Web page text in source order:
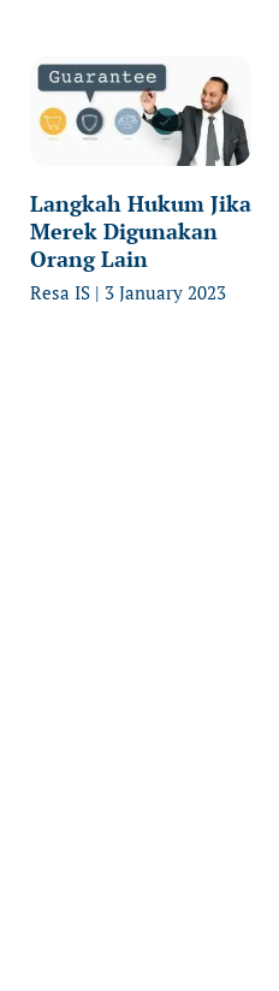
Langkah Hukum Jika
Merek Digunakan
Orang Lain
Resa IS 3 January 2023